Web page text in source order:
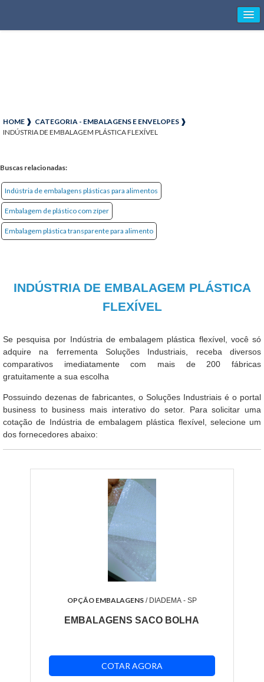
HOME ❱ CATEGORIA - EMBALAGENS E ENVELOPES ❱
INDÚSTRIA DE EMBALAGEM PLÁSTICA FLEXÍVEL
Buscas relacionadas:
Indústria de embalagens plásticas para alimentos
Embalagem de plástico com zíper
Embalagem plástica transparente para alimento
INDÚSTRIA DE EMBALAGEM PLÁSTICA
FLEXÍVEL
Se pesquisa por Indústria de embalagem plástica flexível, você só
adquire na ferrementa Soluções Industriais, receba diversos
comparativos imediatamente com mais de 200 fábricas
gratuitamente a sua escolha
Possuindo dezenas de fabricantes, o Soluções Industriais é o portal
business to business mais interativo do setor. Para solicitar uma
cotação de Indústria de embalagem plástica flexível, selecione um
dos fornecedores abaixo:
OPÇÃO EMBALAGENS / DIADEMA - SP
EMBALAGENS SACO BOLHA
COTAR AGORA